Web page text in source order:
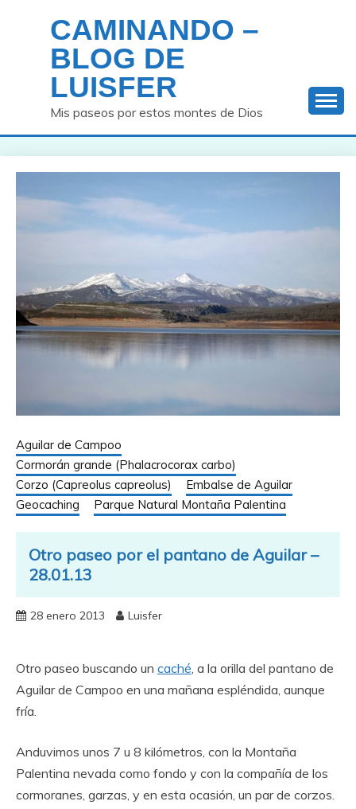
contenido
CAMINANDO –
BLOG DE
LUISFER
Mis paseos por estos montes de Dios
Aguilar de Campoo
Cormorán grande (Phalacrocorax carbo)
Corzo (Capreolus capreolus)
Embalse de Aguilar
Geocaching
Parque Natural Montaña Palentina
Otro paseo por el pantano de Aguilar –
28.01.13
28 enero 2013 Luisfer
Otro paseo buscando un caché, a la orilla del pantano de
Aguilar de Campoo en una mañana espléndida, aunque
fría.
Anduvimos unos 7 u 8 kilómetros, con la Montaña
Palentina nevada como fondo y con la compañía de los
cormoranes, garzas, y en esta ocasión, un par de corzos.